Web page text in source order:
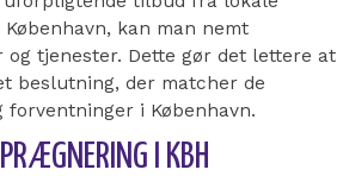
kan man nemt
og tjenester. Dette gør det lettere at
beslutning, der matcher de
forventninger i København.
I KBH